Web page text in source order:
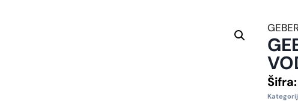
Šifra: